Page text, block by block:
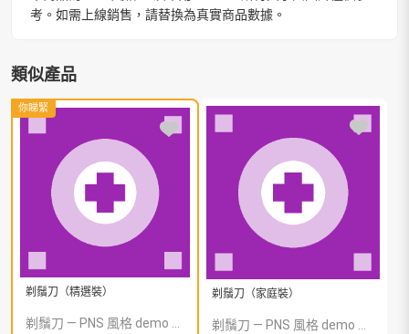
考。如需上線銷售，請替換為真實商品數據。
類似產品
你睇緊
剃鬚刀（精選裝）
剃鬚刀 — PNS 風格 demo 占位商品，方便首頁與分類頁版位演示，上線前由業務替換為真實 SKU。
剃鬚刀（家庭裝）
剃鬚刀 — PNS 風格 demo 占位商品，方便首頁與分類頁版位演示，上線前由業務替換為真實 SKU。